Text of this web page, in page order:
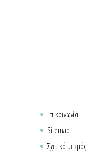
Επικοινωνία
Sitemap
Σχετικά με εμάς